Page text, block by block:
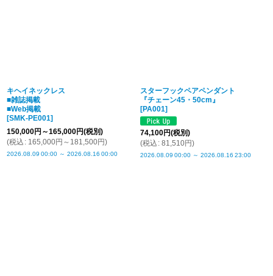
キヘイネックレス
■雑誌掲載
■Web掲載
[SMK-PE001]
150,000円 ～165,000円(税別)
(税込 : 165,000円 ～181,500円)
2026.08.09 00:00 ～ 2026.08.16 00:00
スターフックペアペンダント
『チェーン45・50cm』
[PA001]
74,100円(税別)
(税込 : 81,510円)
2026.08.09 00:00 ～ 2026.08.16 23:00